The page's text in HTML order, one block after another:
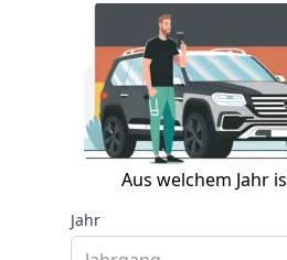
Aus welchem Jahr
Jahr